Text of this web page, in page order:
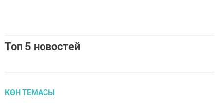
Топ 5 новостей
КӨН ТЕМАСЫ